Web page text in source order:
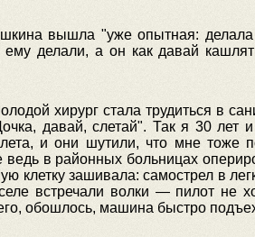
вышла "уже опытная:
ему делали, а он как давай
хирург стала трудиться в
давай, слетай". Так я 30 лет
и они шутили, что мне тоже
ведь в районных больницах
клетку зашивала: самострел в
встречали волки — пилот не
обошлось, машина быстро